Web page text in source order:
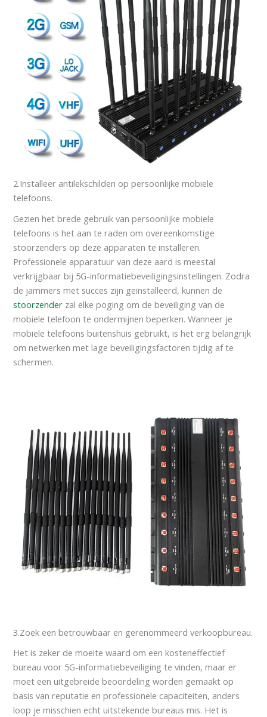
2.Installeer antilekschilden op persoonlijke mobiele
telefoons.
Gezien het brede gebruik van persoonlijke mobiele
telefoons is het aan te raden om overeenkomstige
stoorzenders op deze apparaten te installeren.
Professionele apparatuur van deze aard is meestal
verkrijgbaar bij 5G-informatiebeveiligingsinstellingen. Zodra
de jammers met succes zijn geïnstalleerd, kunnen de
stoorzender zal elke poging om de beveiliging van de
mobiele telefoon te ondermijnen beperken. Wanneer je
mobiele telefoons buitenshuis gebruikt, is het erg belangrijk
om netwerken met lage beveiligingsfactoren tijdig af te
schermen.
3.Zoek een betrouwbaar en gerenommeerd verkoopbureau.
Het is zeker de moeite waard om een kosteneffectief
bureau voor 5G-informatiebeveiliging te vinden, maar er
moet een uitgebreide beoordeling worden gemaakt op
basis van reputatie en professionele capaciteiten, anders
loop je misschien echt uitstekende bureaus mis. Het is